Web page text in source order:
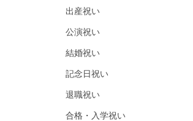
出産祝い
公演祝い
結婚祝い
記念日祝い
退職祝い
合格・入学祝い